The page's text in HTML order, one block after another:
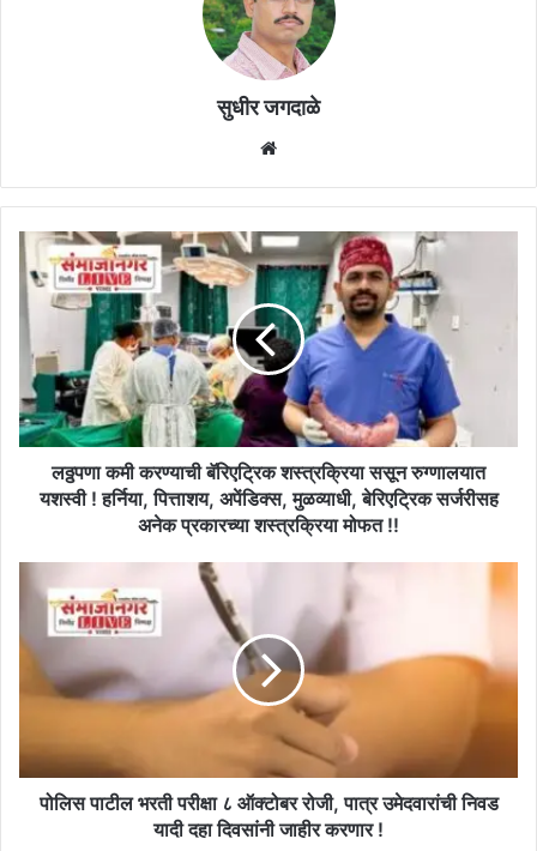
सुधीर जगदाळे
लठ्ठपणा
कमी
करण्याची
ससून
रुग्णालयात
यशस्वी
!
हर्निया,
पित्ताशय,
सर्जरीसह
प्रकारच्या
शस्त्रक्रिया
मोफत
लठ्ठपणा कमी करण्याची बॅरिएट्रिक शस्त्रक्रिया ससून रुग्णालयात
यशस्वी ! हर्निया, पित्ताशय, अपेंडिक्स, मुळव्याधी, बेरिएट्रिक सर्जरीसह
अनेक प्रकारच्या शस्त्रक्रिया मोफत !!
पाटील
परीक्षा
ऑक्टोबर
पात्र
उमेदवारांची
निवडपोलिस पाटील भरती परीक्षा ८ ऑक्टोबर रोजी, पात्र उमेदवारांची निवड
यादी दहा दिवसांनी जाहीर करणार !